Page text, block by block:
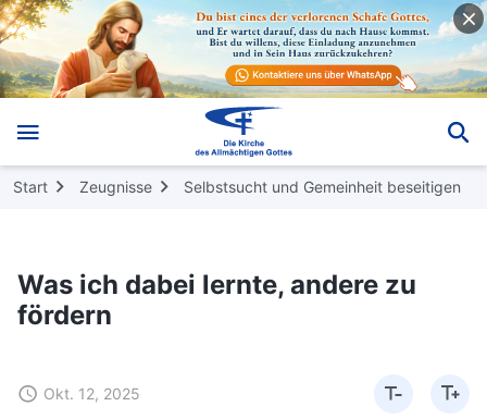
Start Zeugnisse Selbstsucht und Gemeinheit beseitigen
Was ich dabei lernte, andere zu
fördern
Okt. 12, 2025